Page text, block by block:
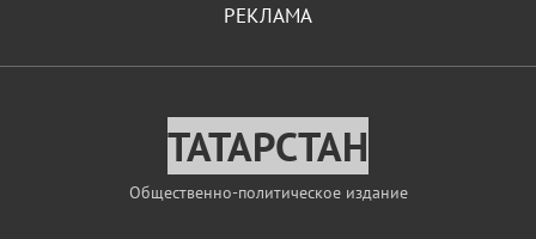
РЕКЛАМА
ТАТАРСТАН
Общественно-политическое издание